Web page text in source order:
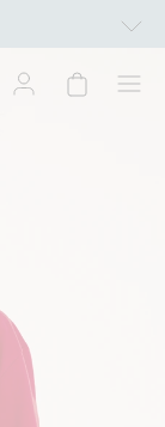
inngår i tilbudet tom.
ikke kombineres med